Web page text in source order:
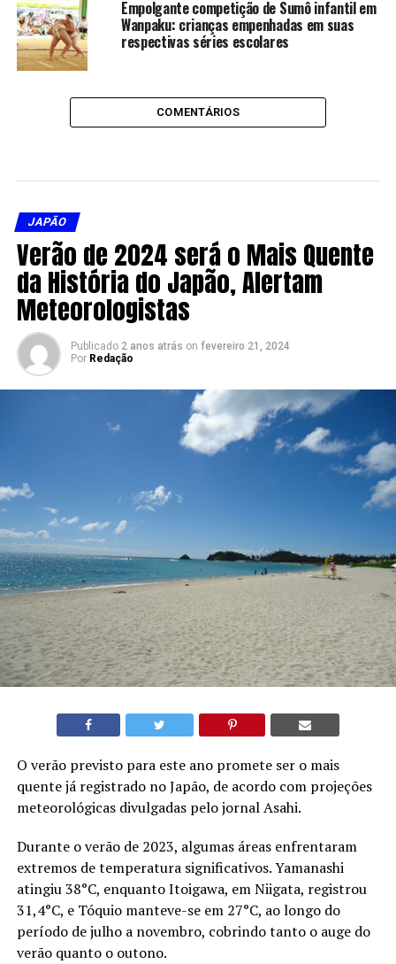
Empolgante competição de Sumô infantil em
Wanpaku: crianças empenhadas em suas
respectivas séries escolares
COMENTÁRIOS
JAPÃO
Verão de 2024 será o Mais Quente
da História do Japão, Alertam
Meteorologistas
Publicado 2 anos atrás on fevereiro 21, 2024
Por Redação
O verão previsto para este ano promete ser o mais
quente já registrado no Japão, de acordo com projeções
meteorológicas divulgadas pelo jornal Asahi.
Durante o verão de 2023, algumas áreas enfrentaram
extremos de temperatura significativos. Yamanashi
atingiu 38°C, enquanto Itoigawa, em Niigata, registrou
31,4°C, e Tóquio manteve-se em 27°C, ao longo do
período de julho a novembro, cobrindo tanto o auge do
verão quanto o outono.